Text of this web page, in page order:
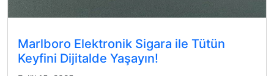
Marlboro Elektronik Sigara ile Tütün
Keyfini Dijitalde Yaşayın!